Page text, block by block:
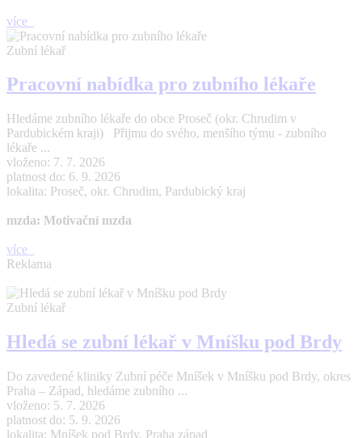
více
Zubní lékař
Pracovní nabídka pro zubního lékaře
Hledáme zubního lékaře do obce Proseč (okr. Chrudim v
Pardubickém kraji) Přijmu do svého, menšího týmu - zubního
lékaře ...
vloženo: 7. 7. 2026
platnost do: 6. 9. 2026
lokalita: Proseč, okr. Chrudim, Pardubický kraj
mzda: Motivační mzda
více
Reklama
Zubní lékař
Hledá se zubní lékař v Mníšku pod Brdy
Do zavedené kliniky Zubní péče Mníšek v Mníšku pod Brdy, okres
Praha – Západ, hledáme zubního ...
vloženo: 5. 7. 2026
platnost do: 5. 9. 2026
lokalita: Mníšek pod Brdy, Praha západ